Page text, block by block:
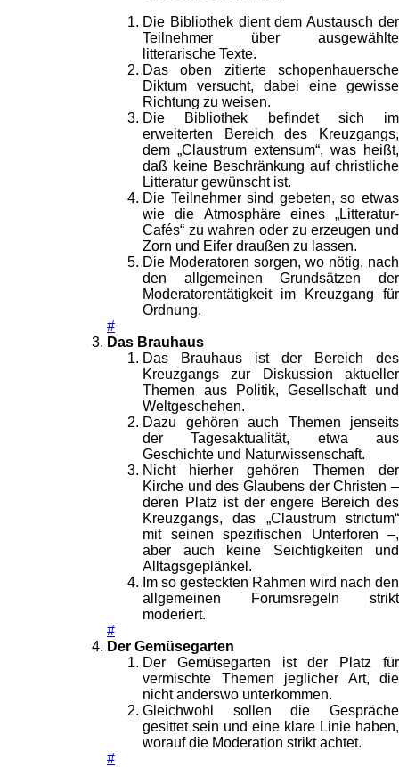
Die Bibliothek dient dem Austausch der
Teilnehmer über ausgewählte
litterarische Texte.
Das oben zitierte schopenhauersche
Diktum versucht, dabei eine gewisse
Richtung zu weisen.
Die Bibliothek befindet sich im
erweiterten Bereich des Kreuzgangs,
dem „Claustrum extensum“, was heißt,
daß keine Beschränkung auf christliche
Litteratur gewünscht ist.
Die Teilnehmer sind gebeten, so etwas
wie die Atmosphäre eines „Litteratur-
Cafés“ zu wahren oder zu erzeugen und
Zorn und Eifer draußen zu lassen.
Die Moderatoren sorgen, wo nötig, nach
den allgemeinen Grundsätzen der
Moderatorentätigkeit im Kreuzgang für
Ordnung.
#
Das Brauhaus
Das Brauhaus ist der Bereich des
Kreuzgangs zur Diskussion aktueller
Themen aus Politik, Gesellschaft und
Weltgeschehen.
Dazu gehören auch Themen jenseits
der Tagesaktualität, etwa aus
Geschichte und Naturwissenschaft.
Nicht hierher gehören Themen der
Kirche und des Glaubens der Christen –
deren Platz ist der engere Bereich des
Kreuzgangs, das „Claustrum strictum“
mit seinen spezifischen Unterforen –,
aber auch keine Seichtigkeiten und
Alltagsgeplänkel.
Im so gesteckten Rahmen wird nach den
allgemeinen Forumsregeln strikt
moderiert.
#
Der Gemüsegarten
Der Gemüsegarten ist der Platz für
vermischte Themen jeglicher Art, die
nicht anderswo unterkommen.
Gleichwohl sollen die Gespräche
gesittet sein und eine klare Linie haben,
worauf die Moderation strikt achtet.
#